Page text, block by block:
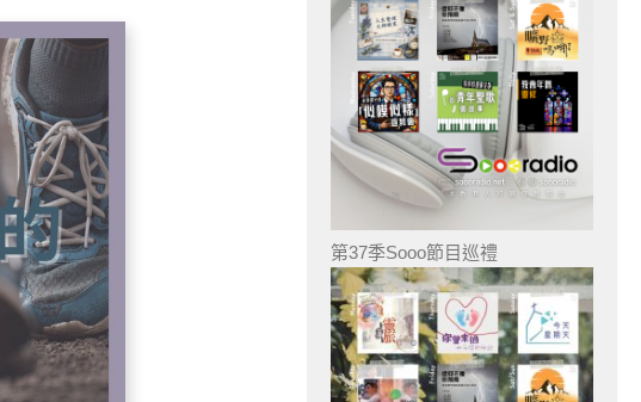
第37季Sooo節目巡禮